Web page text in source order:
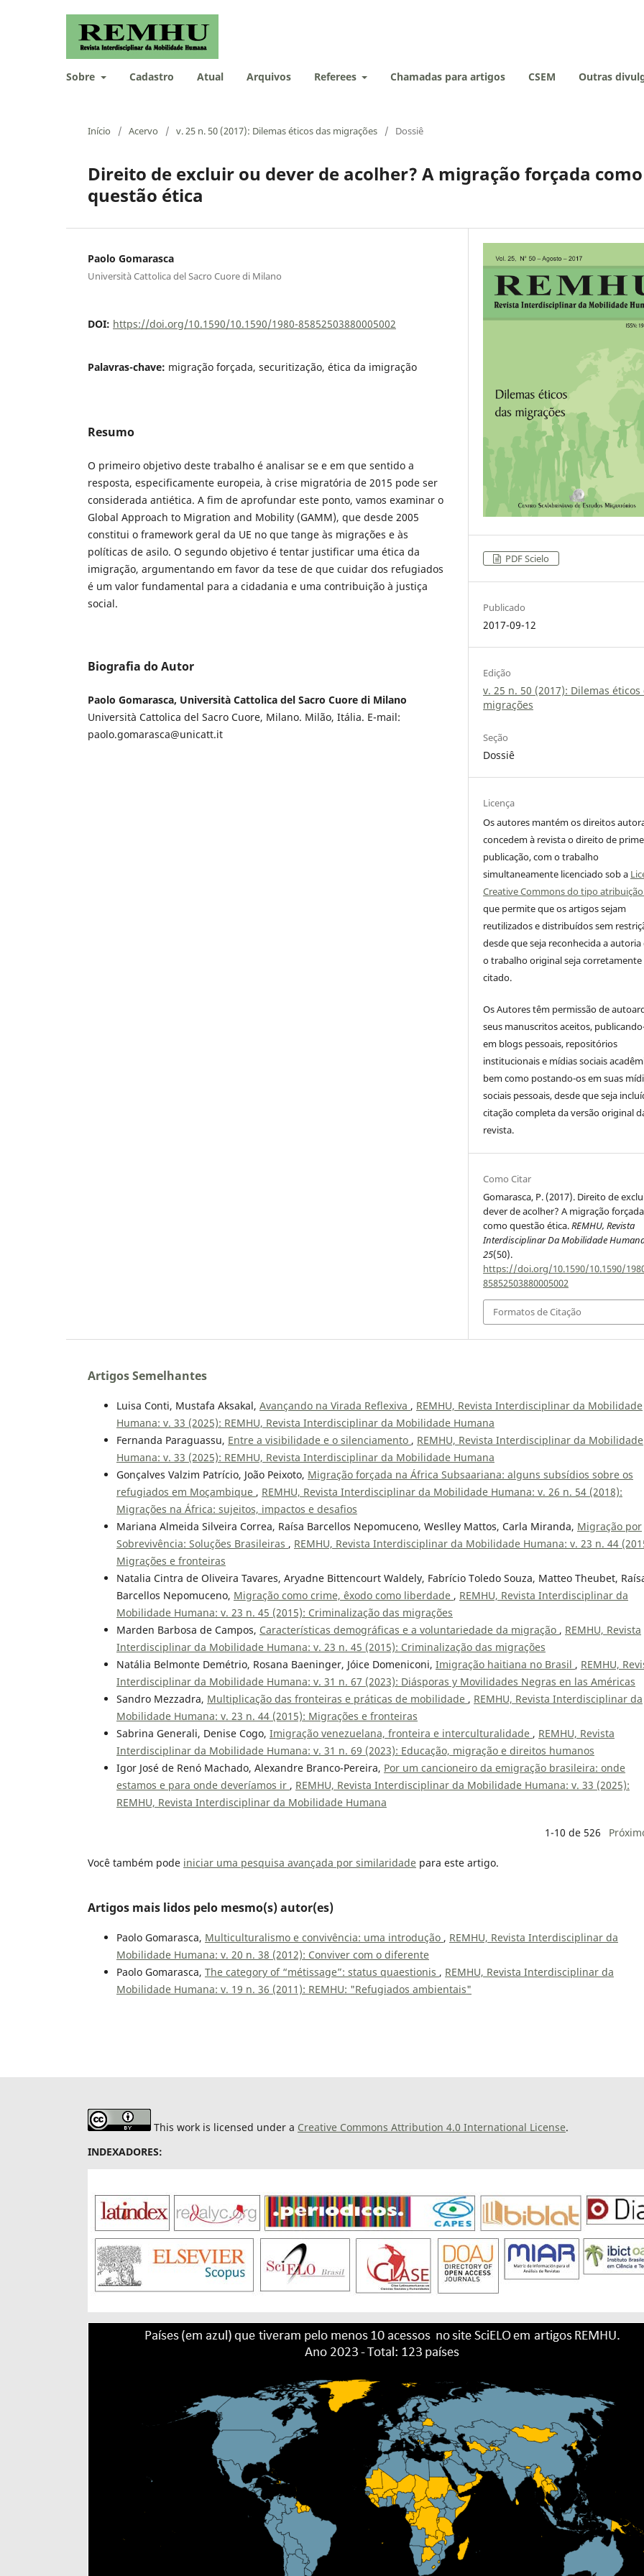
Sobre Cadastro Atual Arquivos Referees Chamadas para artigos CSEM Outras
Início / Acervo / v. 25 n. 50 (2017): Dilemas éticos das migrações / Dossiê
Direito de excluir ou dever de acolher? A migração forçada como
questão ética
Paolo Gomarasca
Università Cattolica del Sacro Cuore di Milano
DOI: https://doi.org/10.1590/10.1590/1980-85852503880005002
Palavras-chave: migração forçada, securitização, ética da imigração
Resumo
O primeiro objetivo deste trabalho é analisar se e em que sentido a
resposta, especificamente europeia, à crise migratória de 2015 pode ser
considerada antiética. A fim de aprofundar este ponto, vamos examinar o
Global Approach to Migration and Mobility (GAMM), que desde 2005
constitui o framework geral da UE no que tange às migrações e às
políticas de asilo. O segundo objetivo é tentar justificar uma ética da
imigração, argumentando em favor da tese de que cuidar dos refugiados
é um valor fundamental para a cidadania e uma contribuição à justiça
social.
Biografia do Autor
Paolo Gomarasca, Università Cattolica del Sacro Cuore di Milano
Università Cattolica del Sacro Cuore, Milano. Milão, Itália. E-mail:
paolo.gomarasca@unicatt.it
PDF Scielo
Publicado
2017-09-12
Edição
v. 25 n. 50 (2017): Dilemas éticos
migrações
Seção
Dossiê
Licença
Os autores mantém os direitos
concedem à revista o direito de
publicação, com o trabalho
simultaneamente licenciado sob a
Creative Commons do tipo atribuição
que permite que os artigos sejam
reutilizados e distribuídos sem
desde que seja reconhecida a autoria
o trabalho original seja corretamente
citado.
Os Autores têm permissão de
seus manuscritos aceitos,
em blogs pessoais, repositórios
institucionais e mídias sociais
bem como postando-os em suas
sociais pessoais, desde que seja
citação completa da versão original
revista.
Como Citar
Gomarasca, P. (2017). Direito de
dever de acolher? A migração forçada
como questão ética.REMHU, Revista
Interdisciplinar Da Mobilidade
25(50).
https://doi.org/10.1590/10.1590/
85852503880005002
Formatos de Citação
Artigos Semelhantes
Luisa Conti, Mustafa Aksakal, Avançando na Virada Reflexiva , REMHU, Revista Interdisciplinar da Mobilidade
Humana: v. 33 (2025): REMHU, Revista Interdisciplinar da Mobilidade Humana
Fernanda Paraguassu, Entre a visibilidade e o silenciamento , REMHU, Revista Interdisciplinar da Mobilidade
Humana: v. 33 (2025): REMHU, Revista Interdisciplinar da Mobilidade Humana
Gonçalves Valzim Patrício, João Peixoto, Migração forçada na África Subsaariana: alguns subsídios sobre os
refugiados em Moçambique , REMHU, Revista Interdisciplinar da Mobilidade Humana: v. 26 n. 54 (2018):
Migrações na África: sujeitos, impactos e desafios
Mariana Almeida Silveira Correa, Raísa Barcellos Nepomuceno, Weslley Mattos, Carla Miranda, Migração por
Sobrevivência: Soluções Brasileiras , REMHU, Revista Interdisciplinar da Mobilidade Humana: v. 23 n. 44
Migrações e fronteiras
Natalia Cintra de Oliveira Tavares, Aryadne Bittencourt Waldely, Fabrício Toledo Souza, Matteo Theubet,
Barcellos Nepomuceno, Migração como crime, êxodo como liberdade , REMHU, Revista Interdisciplinar da
Mobilidade Humana: v. 23 n. 45 (2015): Criminalização das migrações
Marden Barbosa de Campos, Características demográficas e a voluntariedade da migração , REMHU, Revista
Interdisciplinar da Mobilidade Humana: v. 23 n. 45 (2015): Criminalização das migrações
Natália Belmonte Demétrio, Rosana Baeninger, Jóice Domeniconi, Imigração haitiana no Brasil , REMHU,
Interdisciplinar da Mobilidade Humana: v. 31 n. 67 (2023): Diásporas y Movilidades Negras en las Américas
Sandro Mezzadra, Multiplicação das fronteiras e práticas de mobilidade , REMHU, Revista Interdisciplinar da
Mobilidade Humana: v. 23 n. 44 (2015): Migrações e fronteiras
Sabrina Generali, Denise Cogo, Imigração venezuelana, fronteira e interculturalidade , REMHU, Revista
Interdisciplinar da Mobilidade Humana: v. 31 n. 69 (2023): Educação, migração e direitos humanos
Igor José de Renó Machado, Alexandre Branco-Pereira, Por um cancioneiro da emigração brasileira: onde
estamos e para onde deveríamos ir , REMHU, Revista Interdisciplinar da Mobilidade Humana: v. 33 (2025):
REMHU, Revista Interdisciplinar da Mobilidade Humana
1-10 de 526
Você também pode iniciar uma pesquisa avançada por similaridade para este artigo.
Artigos mais lidos pelo mesmo(s) autor(es)
Paolo Gomarasca, Multiculturalismo e convivência: uma introdução , REMHU, Revista Interdisciplinar da
Mobilidade Humana: v. 20 n. 38 (2012): Conviver com o diferente
Paolo Gomarasca, The category of “métissage”: status quaestionis , REMHU, Revista Interdisciplinar da
Mobilidade Humana: v. 19 n. 36 (2011): REMHU: "Refugiados ambientais"
This work is licensed under a Creative Commons Attribution 4.0 International License.
INDEXADORES: